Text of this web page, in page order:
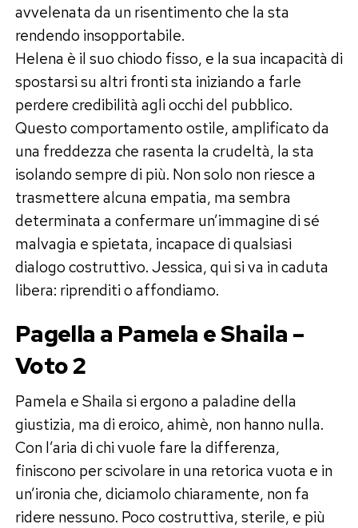
avvelenata da un risentimento che la sta
rendendo insopportabile.
Helena è il suo chiodo fisso, e la sua incapacità di
spostarsi su altri fronti sta iniziando a farle
perdere credibilità agli occhi del pubblico.
Questo comportamento ostile, amplificato da
una freddezza che rasenta la crudeltà, la sta
isolando sempre di più. Non solo non riesce a
trasmettere alcuna empatia, ma sembra
determinata a confermare un’immagine di sé
malvagia e spietata, incapace di qualsiasi
dialogo costruttivo. Jessica, qui si va in caduta
libera: riprenditi o affondiamo.
Pagella a Pamela e Shaila –
Voto 2
Pamela e Shaila si ergono a paladine della
giustizia, ma di eroico, ahimè, non hanno nulla.
Con l’aria di chi vuole fare la differenza,
finiscono per scivolare in una retorica vuota e in
un’ironia che, diciamolo chiaramente, non fa
ridere nessuno. Poco costruttiva, sterile, e più